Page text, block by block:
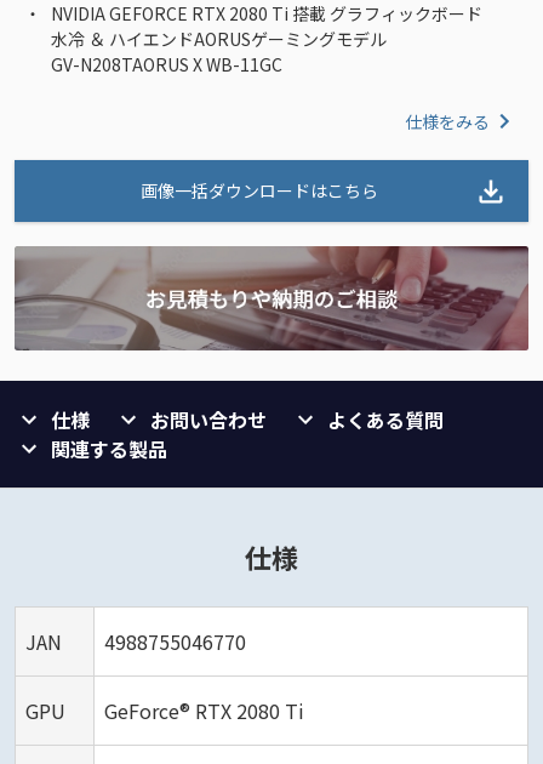
NVIDIA GEFORCE RTX 2080 Ti 搭載 グラフィックボード
水冷 ＆ ハイエンドAORUSゲーミングモデル
GV-N208TAORUS X WB-11GC
仕様をみる
画像一括ダウンロードはこちら
仕様 お問い合わせ
よくある質問
関連する製品
仕様
JAN 4988755046770
GPU GeForce® RTX 2080 Ti